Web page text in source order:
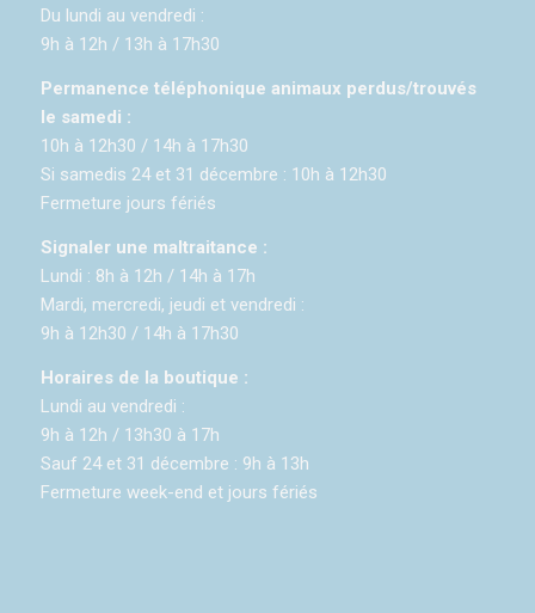
Du lundi au vendredi :
9h à 12h / 13h à 17h30
Permanence téléphonique animaux perdus/trouvés
le samedi :
10h à 12h30 / 14h à 17h30
Si samedis 24 et 31 décembre : 10h à 12h30
Fermeture jours fériés
Signaler une maltraitance :
Lundi : 8h à 12h / 14h à 17h
Mardi, mercredi, jeudi et vendredi :
9h à 12h30 / 14h à 17h30
Horaires de la boutique :
Lundi au vendredi :
9h à 12h / 13h30 à 17h
Sauf 24 et 31 décembre : 9h à 13h
Fermeture week-end et jours fériés